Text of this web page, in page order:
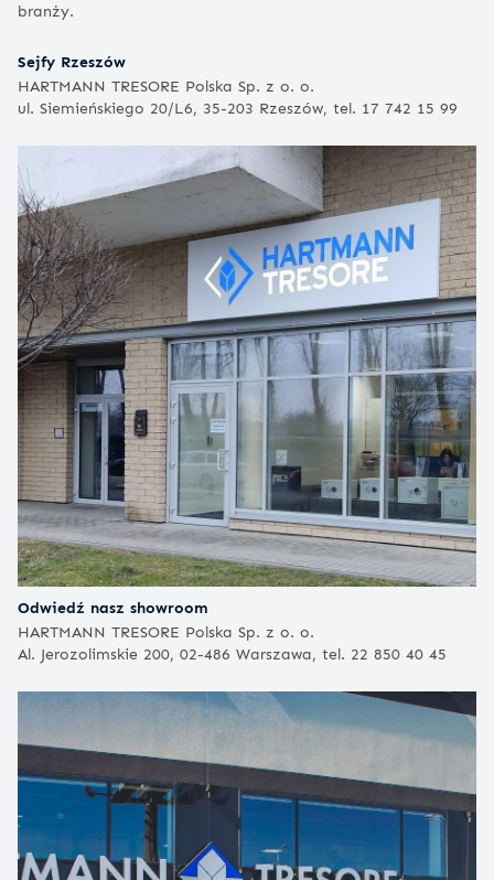
branży.
Sejfy Rzeszów
HARTMANN TRESORE Polska Sp. z o. o.
ul. Siemieńskiego 20/L6, 35-203 Rzeszów, tel. 17 742 15 99
Odwiedź nasz showroom
HARTMANN TRESORE Polska Sp. z o. o.
Al. Jerozolimskie 200, 02-486 Warszawa, tel. 22 850 40 45